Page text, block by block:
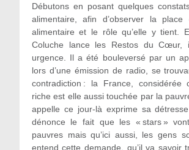
Débutons en posant quelques
alimentaire, afin d’observer la place
alimentaire et le rôle qu’elle y tient.
Coluche lance les Restos du Cœur,
urgence. Il a été bouleversé par un
lors d’une émission de radio, se
contradiction : la France, considérée
riche est elle aussi touchée par la
appelle ce jour-là exprime sa
dénonce le fait que les « stars »
pauvres mais qu’ici aussi, les gens
entend cette demande, qu’il va savoir